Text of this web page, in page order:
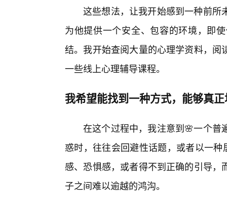
这些想法，让我开始感到一种前所
为他提供一个安全、包容的环境，即
结。我开始查阅大量的心理学资料，
一些线上心理辅导课程。
我希望能找到一种方式，能够真
在这个过程中，我注意到🌸一个普
惑时，往往会回避性话题，或者以一
感、恐惧感，或者得不到正确的引导
子之间难以逾越的鸿沟。